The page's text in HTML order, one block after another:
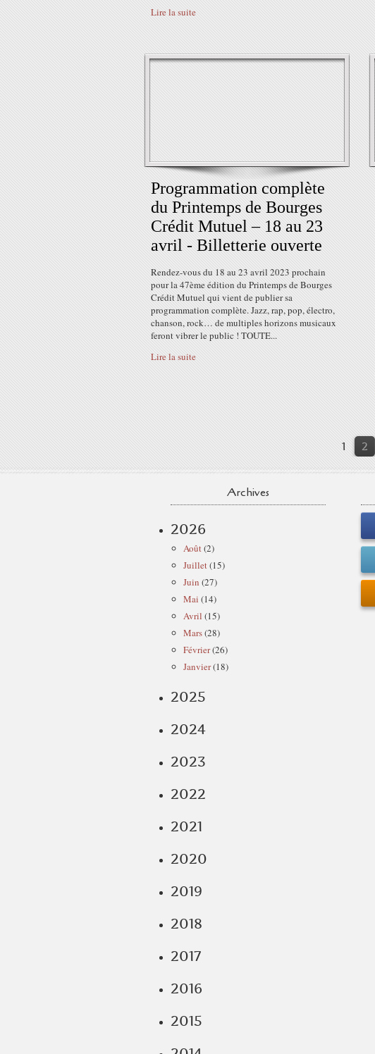
Lire la suite
Programmation complète
du Printemps de Bourges
Crédit Mutuel – 18 au 23
avril - Billetterie ouverte
Rendez-vous du 18 au 23 avril 2023 prochain
pour la 47ème édition du Printemps de Bourges
Crédit Mutuel qui vient de publier sa
programmation complète. Jazz, rap, pop, électro,
chanson, rock… de multiples horizons musicaux
feront vibrer le public ! TOUTE...
Lire la suite
1 2
Archives
2026
Août(2)
Juillet(15)
Juin (27)
Mai (14)
Avril (15)
Mars(28)
Février(26)
Janvier(18)
2025
2024
2023
2022
2021
2020
2019
2018
2017
2016
2015